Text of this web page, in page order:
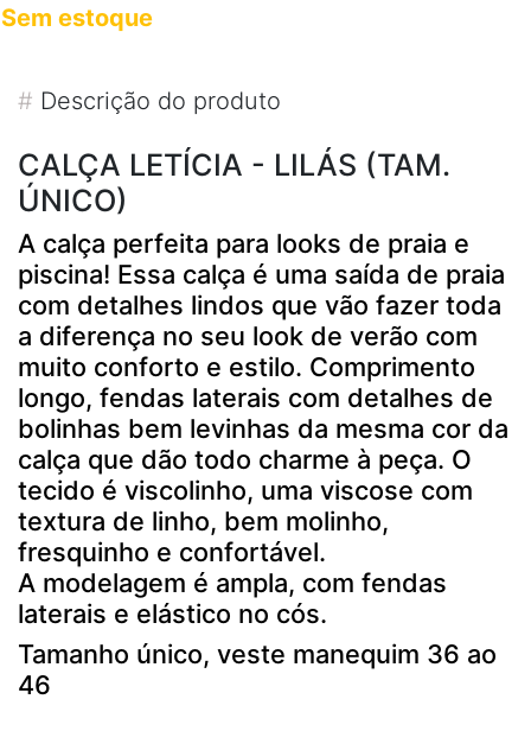
Sem estoque
# Descrição do produto
CALÇA LETÍCIA - LILÁS (TAM.
ÚNICO)
A calça perfeita para looks de praia e
piscina! Essa calça é uma saída de praia
com detalhes lindos que vão fazer toda
a diferença no seu look de verão com
muito conforto e estilo. Comprimento
longo, fendas laterais com detalhes de
bolinhas bem levinhas da mesma cor da
calça que dão todo charme à peça. O
tecido é viscolinho, uma viscose com
textura de linho, bem molinho,
fresquinho e confortável.
A modelagem é ampla, com fendas
laterais e elástico no cós.
Tamanho único, veste manequim 36 ao
46